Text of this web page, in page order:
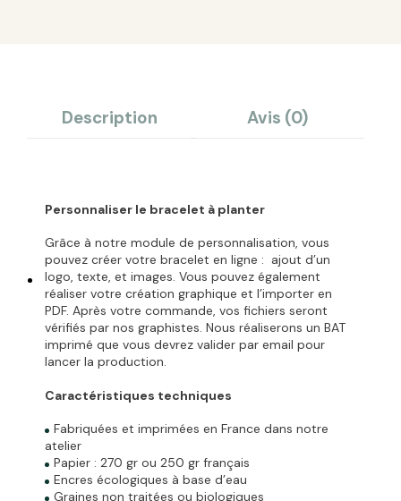
Description Avis (0)
Personnaliser le bracelet à planter
Grâce à notre module de personnalisation, vous
pouvez créer votre bracelet en ligne : ajout d’un
logo, texte, et images. Vous pouvez également
réaliser votre création graphique et l’importer en
PDF. Après votre commande, vos fichiers seront
vérifiés par nos graphistes. Nous réaliserons un BAT
imprimé que vous devrez valider par email pour
lancer la production.
Caractéristiques techniques
Fabriquées et imprimées en France dans notre
atelier
Papier : 270 gr ou 250 gr français
Encres écologiques à base d’eau
Graines non traitées ou biologiques